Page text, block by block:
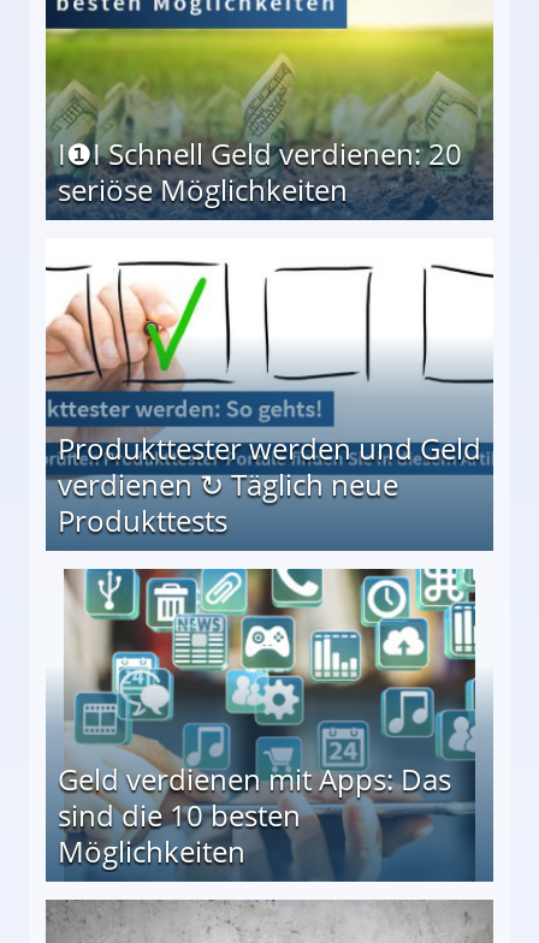
I❶I Schnell Geld verdienen: 20
seriöse Möglichkeiten
Produkttester werden und Geld
verdienen ↻ Täglich neue
Produkttests
↻ Täglich neue Produkttests
Geld verdienen mit Apps: Das
sind die 10 besten
Möglichkeiten
besten Möglichkeiten